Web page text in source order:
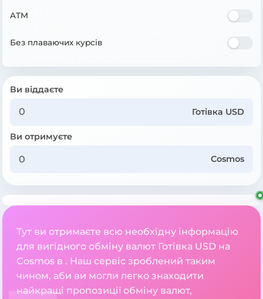
ATM
Без плаваючих курсів
Ви віддаєте
Готівка USD
Ви отримуєте
Cosmos
Тут ви отримаєте всю необхідну інформацію
для вигідного обміну валют Готівка USD на
Cosmos в . Наш сервіс зроблений таким
чином, аби ви могли легко знаходити
найкращі пропозиції обміну валют,